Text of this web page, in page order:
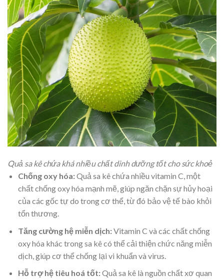
Quả sa kê chứa khá nhiều chất dinh dưỡng tốt cho sức khoẻ
Chống oxy hóa:Quả sa kê chứa nhiều vitamin C, một
chất chống oxy hóa mạnh mẽ, giúp ngăn chặn sự hủy hoại
của các gốc tự do trong cơ thể, từ đó bảo vệ tế bào khỏi
tổn thương.
Tăng cường hệ miễn dịch:Vitamin C và các chất chống
oxy hóa khác trong sa kê có thể cải thiện chức năng miễn
dịch, giúp cơ thể chống lại vi khuẩn và virus.
Hỗ trợ hệ tiêu hoá tốt:Quả sa kê là nguồn chất xơ quan